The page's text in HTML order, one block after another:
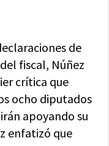
de
fiscal, Núñez
crítica que
ocho diputados
apoyando su
enfatizó que